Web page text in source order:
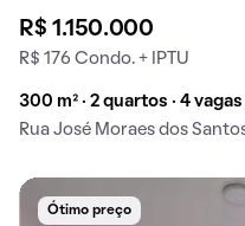
R$ 1.150.000
R$ 176 Condo. + IPTU
300 m² · 2 quartos · 4 vagas
Rua José Moraes dos
Ótimo preço